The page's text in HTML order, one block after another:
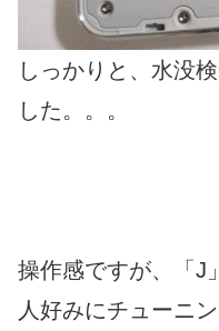
しっかりと、水没
した。。。
操作感ですが、「J
人好みにチューニ